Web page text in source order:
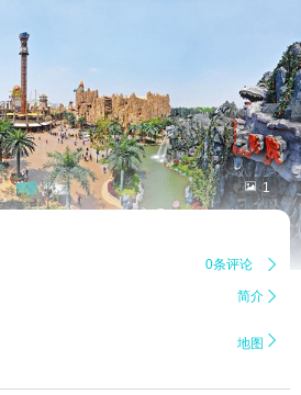
 1
0条评论 
简介 
地图 